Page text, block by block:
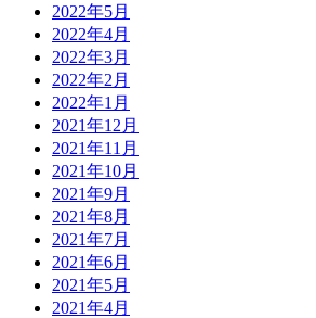
2022年5月
2022年4月
2022年3月
2022年2月
2022年1月
2021年12月
2021年11月
2021年10月
2021年9月
2021年8月
2021年7月
2021年6月
2021年5月
2021年4月